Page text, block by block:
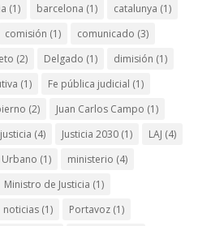
(1) barcelona (1) catalunya (1)
comisión (1) comunicado (3)
(2) Delgado (1) dimisión (1)
(1) Fe pública judicial (1)
(2) Juan Carlos Campo (1)
justicia (4) Justicia 2030(1) LAJ (4)
(1) ministerio (4)
Ministro de Justicia (1)
noticias(1) Portavoz(1)